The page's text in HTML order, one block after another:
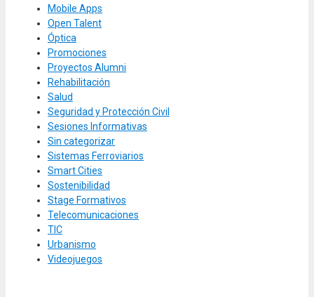
Mobile Apps
Open Talent
Óptica
Promociones
Proyectos Alumni
Rehabilitación
Salud
Seguridad y Protección Civil
Sesiones Informativas
Sin categorizar
Sistemas Ferroviarios
Smart Cities
Sostenibilidad
Stage Formativos
Telecomunicaciones
TIC
Urbanismo
Videojuegos